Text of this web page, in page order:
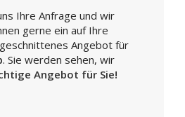
Ihre Anfrage und wir
gerne ein auf Ihre
Angebot für
. Sie werden sehen, wir
Angebot für Sie!